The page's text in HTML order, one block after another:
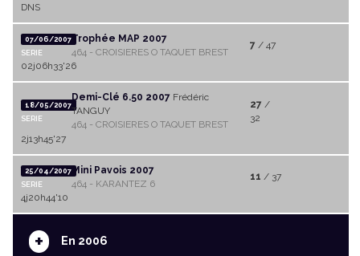
DNS
07/06/2007
SERIE
Trophée MAP 2007
464 - CROISIERES O TAQUET BREST
7 / 47
02j06h33'26
18/05/2007
SERIE
Demi-Clé 6.50 2007 Frédéric
TANGUY
464 - CROISIERES O TAQUET BREST
27 /
32
2j13h45'27
25/04/2007
SERIE
Mini Pavois 2007
464 - KARANTEZ 6
11 / 37
4j20h44'10
+ En 2006